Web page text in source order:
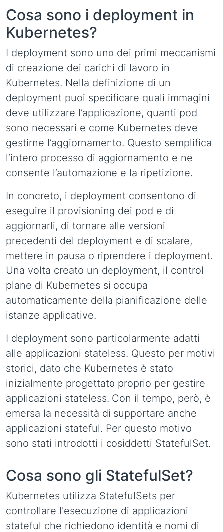
Cosa sono i deployment in
Kubernetes?
I deployment sono uno dei primi meccanismi
di creazione dei carichi di lavoro in
Kubernetes. Nella definizione di un
deployment puoi specificare quali immagini
deve utilizzare l’applicazione, quanti pod
sono necessari e come Kubernetes deve
gestirne l’aggiornamento. Questo semplifica
l’intero processo di aggiornamento e ne
consente l’automazione e la ripetizione.
In concreto, i deployment consentono di
eseguire il provisioning dei pod e di
aggiornarli, di tornare alle versioni
precedenti del deployment e di scalare,
mettere in pausa o riprendere i deployment.
Una volta creato un deployment, il control
plane di Kubernetes si occupa
automaticamente della pianificazione delle
istanze applicative.
I deployment sono particolarmente adatti
alle applicazioni stateless. Questo per motivi
storici, dato che Kubernetes è stato
inizialmente progettato proprio per gestire
applicazioni stateless. Con il tempo, però, è
emersa la necessità di supportare anche
applicazioni stateful. Per questo motivo
sono stati introdotti i cosiddetti StatefulSet.
Cosa sono gli StatefulSet?
Kubernetes utilizza StatefulSets per
controllare l'esecuzione di applicazioni
stateful che richiedono identità e nomi di